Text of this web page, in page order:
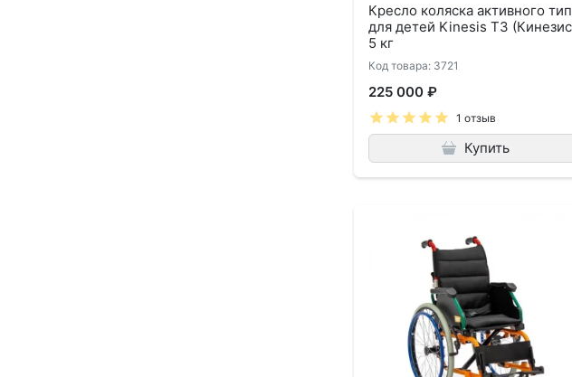
Кресло коляска активного
для детей Kinesis T3
5 кг
Код товара: 3721
225 000 ₽
1 отзыв
Купить